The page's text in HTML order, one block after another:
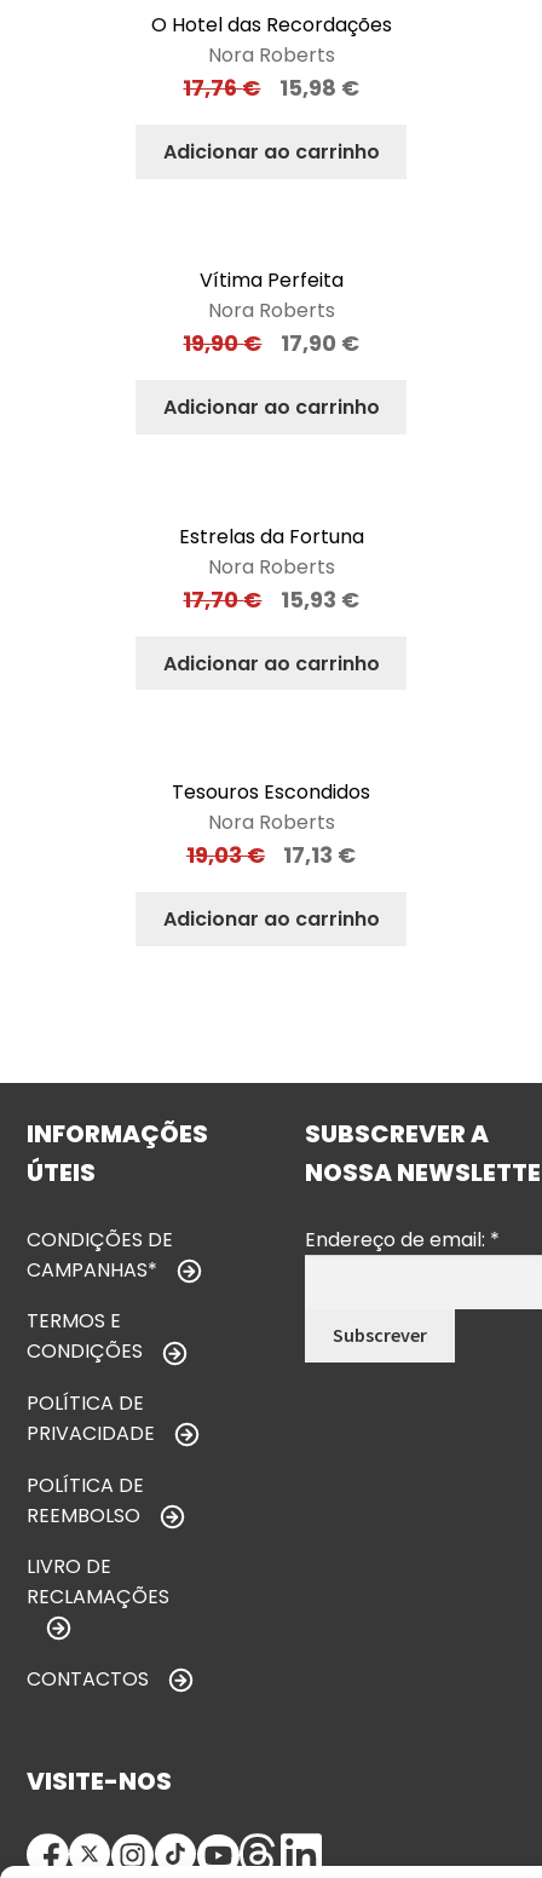
O Hotel das Recordações
Nora Roberts
17,76€ 15,98 €
Adicionar ao carrinho
Vítima Perfeita
Nora Roberts
19,90€ 17,90 €
Adicionar ao carrinho
Estrelas da Fortuna
Nora Roberts
17,70€ 15,93 €
Adicionar ao carrinho
Tesouros Escondidos
Nora Roberts
19,03€ 17,13 €
Adicionar ao carrinho
INFORMAÇÕES
ÚTEIS
CONDIÇÕES DE
CAMPANHAS*
TERMOS E
CONDIÇÕES
POLÍTICA DE
PRIVACIDADE
POLÍTICA DE
REEMBOLSO
LIVRO DE
RECLAMAÇÕES
CONTACTOS
SUBSCREVER A
NOSSA
Endereço de email: *
VISITE-NOS